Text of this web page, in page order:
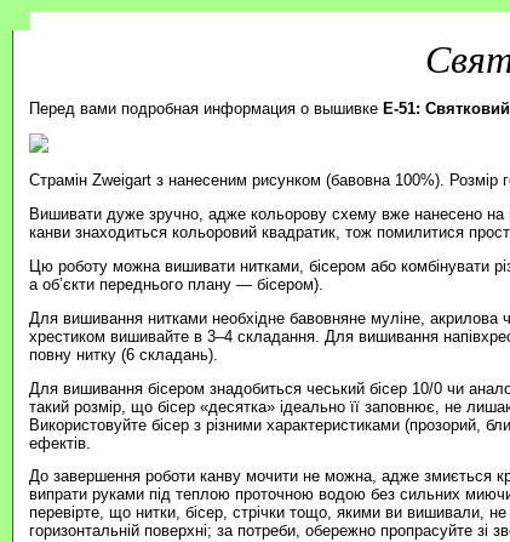
Перед вами подробная информация о вышивке E-51:
Страмін Zweigart з нанесеним рисунком (бавовна 100%). Розмір
Вишивати дуже зручно, адже кольорову схему вже нанесено на
канви знаходиться кольоровий квадратик, тож помилитися
Цю роботу можна вишивати нитками, бісером або комбінувати
а об’єкти переднього плану — бісером).
Для вишивання нитками необхідне бавовняне муліне, акрилова
хрестиком вишивайте в 3–4 складання. Для вишивання
повну нитку (6 складань).
Для вишивання бісером знадобиться чеський бісер 10/0 чи
такий розмір, що бісер «десятка» ідеально її заповнює, не
Використовуйте бісер з різними характеристиками (прозорий,
ефектів.
До завершення роботи канву мочити не можна, адже змиється
випрати руками під теплою проточною водою без сильних
перевірте, що нитки, бісер, стрічки тощо, якими ви вишивали,
горизонтальній поверхні; за потреби, обережно пропрасуйте зі